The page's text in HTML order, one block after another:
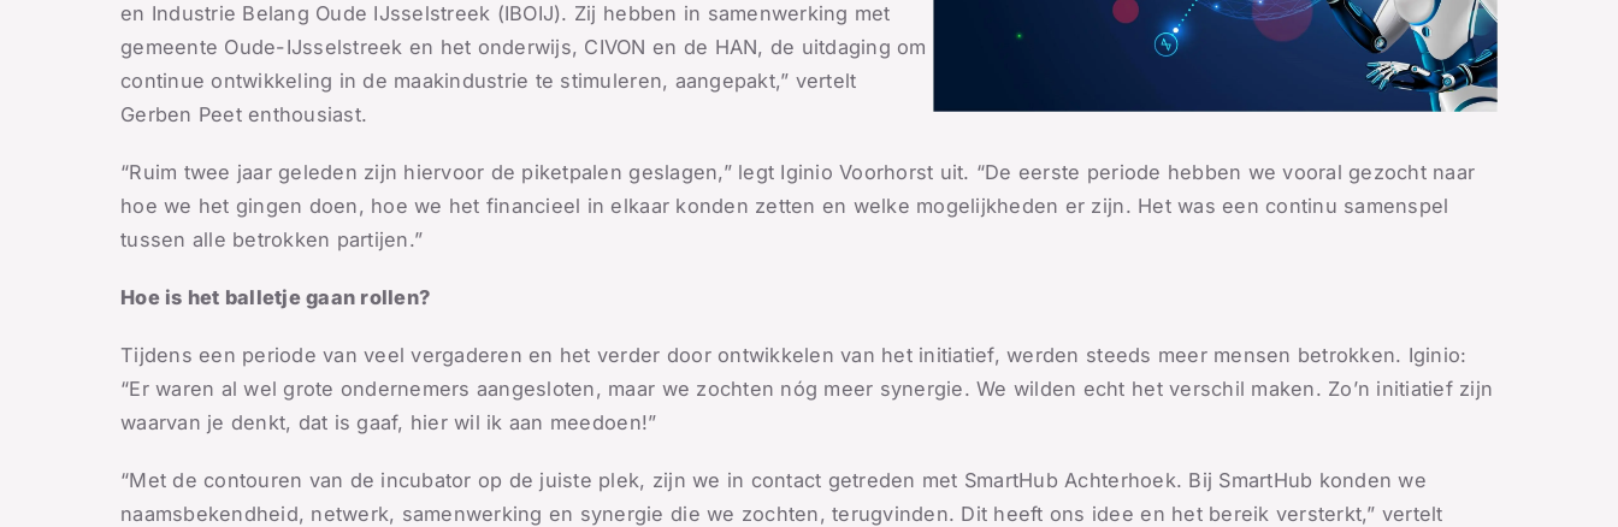
en Industrie Belang Oude IJsselstreek (IBOIJ). Zij hebben in samenwerking met
gemeente Oude-IJsselstreek en het onderwijs, CIVON en de HAN, de uitdaging om
continue ontwikkeling in de maakindustrie te stimuleren, aangepakt,” vertelt
Gerben Peet enthousiast.
“Ruim twee jaar geleden zijn hiervoor de piketpalen geslagen,” legt Iginio Voorhorst uit. “De eerste periode hebben we vooral gezocht naar
hoe we het gingen doen, hoe we het financieel in elkaar konden zetten en welke mogelijkheden er zijn. Het was een continu samenspel
tussen alle betrokken partijen.”
Hoe is het balletje gaan rollen?
Tijdens een periode van veel vergaderen en het verder door ontwikkelen van het initiatief, werden steeds meer mensen betrokken. Iginio:
“Er waren al wel grote ondernemers aangesloten, maar we zochten nóg meer synergie. We wilden echt het verschil maken. Zo’n initiatief zijn
waarvan je denkt, dat is gaaf, hier wil ik aan meedoen!”
“Met de contouren van de incubator op de juiste plek, zijn we in contact getreden met SmartHub Achterhoek. Bij SmartHub konden we
naamsbekendheid, netwerk, samenwerking en synergie die we zochten, terugvinden. Dit heeft ons idee en het bereik versterkt,” vertelt